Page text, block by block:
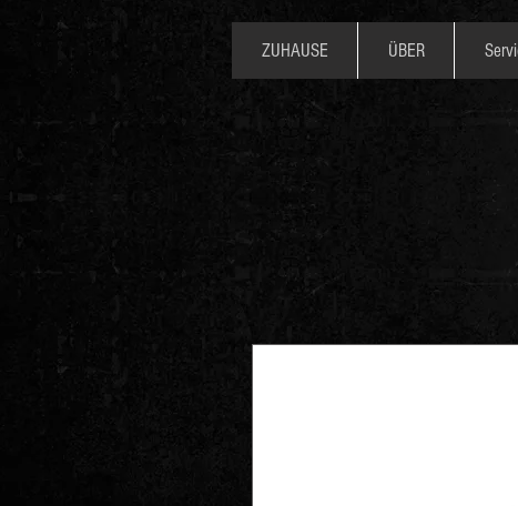
ZUHAUSE ÜBER